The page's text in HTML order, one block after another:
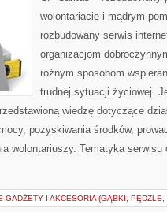
wolontariacie i mądrym
rozbudowany serwis
organizacjom
różnym sposobom
trudnej sytuacji życiowej.
wiedzę dotyczące
pozyskiwania środków,
wolontariuszy. Tematyka
GADŻETY I AKCESORIA (GĄBKI, PĘDZLE,